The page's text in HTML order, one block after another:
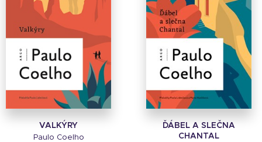
VALKÝRY
Paulo Coelho
ĎÁBEL A SLEČNA
CHANTAL